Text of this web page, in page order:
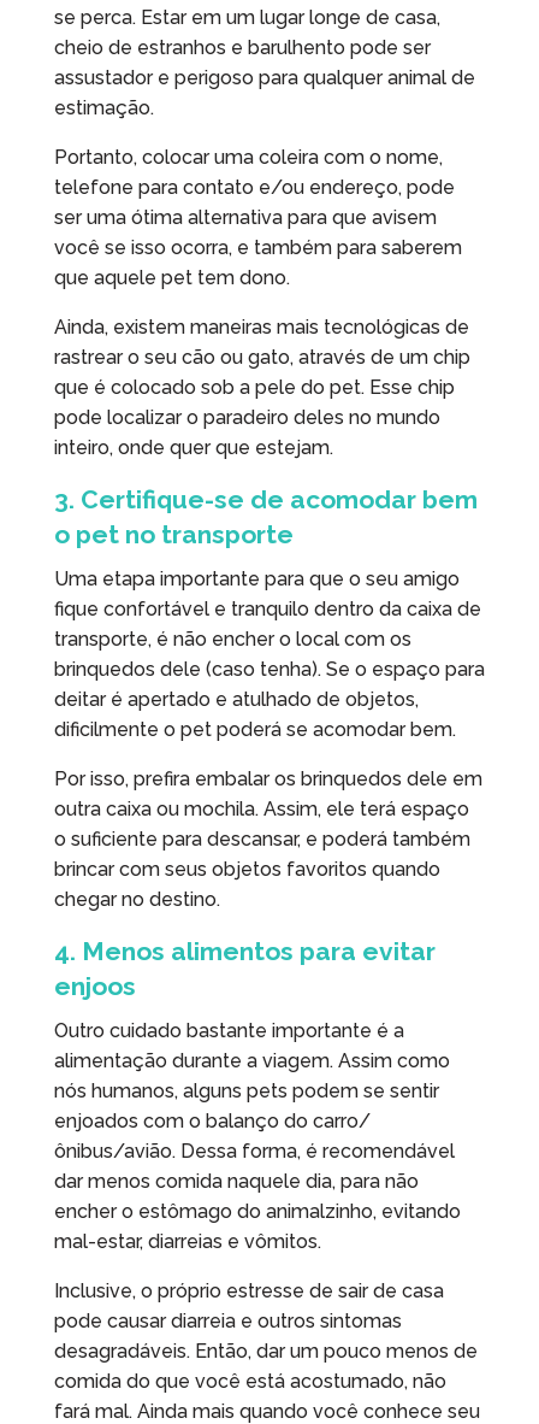
se perca. Estar em um lugar longe de casa,
cheio de estranhos e barulhento pode ser
assustador e perigoso para qualquer animal de
estimação.
Portanto, colocar uma coleira com o nome,
telefone para contato e/ou endereço, pode
ser uma ótima alternativa para que avisem
você se isso ocorra, e também para saberem
que aquele pet tem dono.
Ainda, existem maneiras mais tecnológicas de
rastrear o seu cão ou gato, através de um chip
que é colocado sob a pele do pet. Esse chip
pode localizar o paradeiro deles no mundo
inteiro, onde quer que estejam.
3. Certifique-se de acomodar bem
o pet no transporte
Uma etapa importante para que o seu amigo
fique confortável e tranquilo dentro da caixa de
transporte, é não encher o local com os
brinquedos dele (caso tenha). Se o espaço para
deitar é apertado e atulhado de objetos,
dificilmente o pet poderá se acomodar bem.
Por isso, prefira embalar os brinquedos dele em
outra caixa ou mochila. Assim, ele terá espaço
o suficiente para descansar, e poderá também
brincar com seus objetos favoritos quando
chegar no destino.
4. Menos alimentos para evitar
enjoos
Outro cuidado bastante importante é a
alimentação durante a viagem. Assim como
nós humanos, alguns pets podem se sentir
enjoados com o balanço do carro/
ônibus/avião. Dessa forma, é recomendável
dar menos comida naquele dia, para não
encher o estômago do animalzinho, evitando
mal-estar, diarreias e vômitos.
Inclusive, o próprio estresse de sair de casa
pode causar diarreia e outros sintomas
desagradáveis. Então, dar um pouco menos de
comida do que você está acostumado, não
fará mal. Ainda mais quando você conhece seu